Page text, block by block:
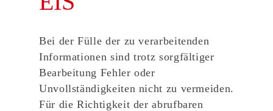
Bei der Fülle der zu verarbeitenden
Informationen sind trotz sorgfältiger
Bearbeitung Fehler oder
Unvollständigkeiten nicht zu vermeiden.
Für die Richtigkeit der abrufbaren